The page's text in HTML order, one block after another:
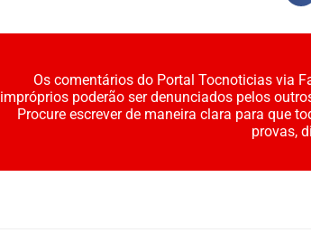
Os comentários do Portal Tocnoticias via
impróprios poderão ser denunciados pelos
Procure escrever de maneira clara para que
provas,